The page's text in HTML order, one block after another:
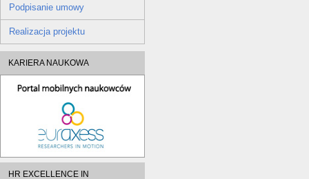
Podpisanie umowy
Realizacja projektu
KARIERA NAUKOWA
HR EXCELLENCE IN